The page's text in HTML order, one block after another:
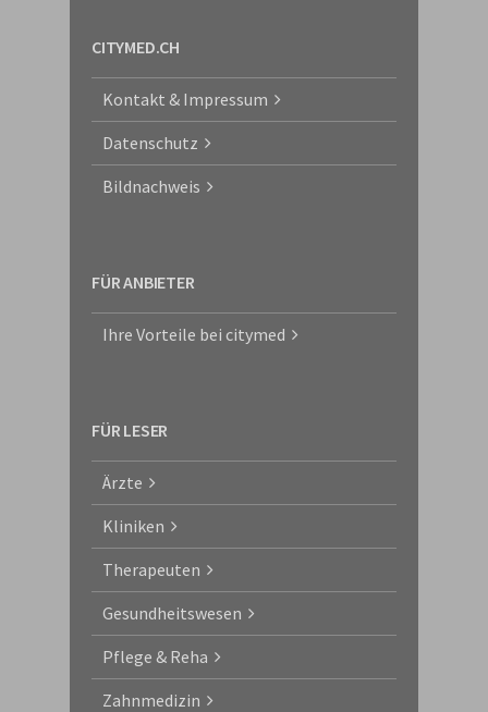
CITYMED.CH
Kontakt & Impressum
Datenschutz
Bildnachweis
FÜR ANBIETER
Ihre Vorteile bei citymed
FÜR LESER
Ärzte
Kliniken
Therapeuten
Gesundheitswesen
Pflege & Reha
Zahnmedizin